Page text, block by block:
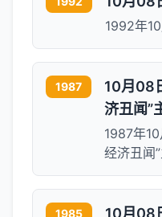
1992年
1987
10月08
济丑闻”
1987年
经济丑闻
1985 10月08